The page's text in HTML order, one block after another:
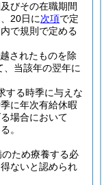
びその在職期間
20日に次項で定
で規則で定める
されたものを除
、当該年の翌年に
する時季に与えな
に年次有給休暇
場合において
。
ため療養する必
ないと認められ